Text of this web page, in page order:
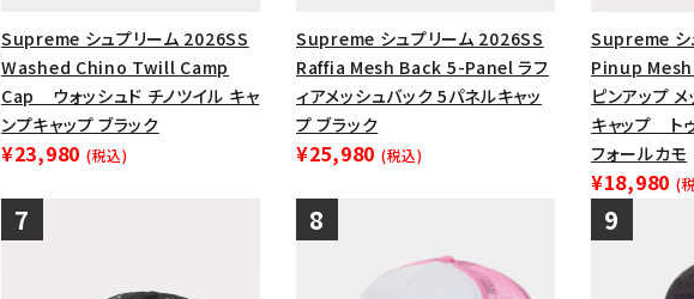
Supreme シュプリーム 2026SS
Washed Chino Twill Camp
Cap ウォッシュド チノツイル キャ
ンプキャップ ブラック
¥23,980 (税込)
Supreme シュプリーム 2026SS
Raffia Mesh Back 5-Panel ラフ
ィアメッシュバック 5パネルキャッ
プ ブラック
¥25,980 (税込)
Supreme シ
Pinup
ピンアップ
キャップ ト
フォールカモ
¥18,980 (